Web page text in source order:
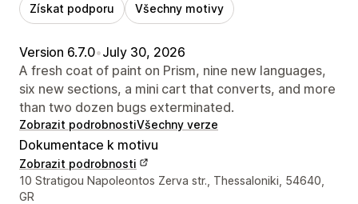
Získat podporu Všechny motivy
Version 6.7.0•July 30, 2026
A fresh coat of paint on Prism, nine new languages,
six new sections, a mini cart that converts, and more
than two dozen bugs exterminated.
Zobrazit podrobnostiVšechny verze
Dokumentace k motivu
Zobrazit podrobnosti
Kontaktní údaje designéra
10 Stratigou Napoleontos Zerva str., Thessaloniki, 54640,
GR